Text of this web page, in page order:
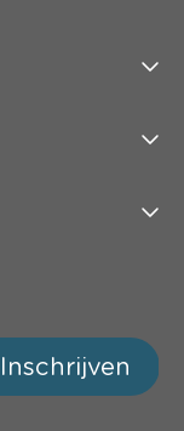
Inschrijven